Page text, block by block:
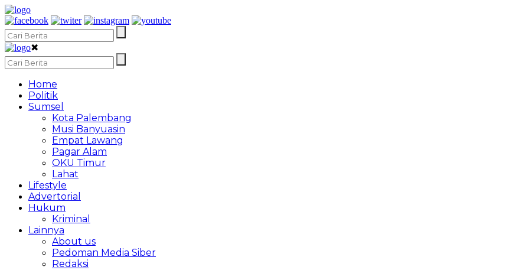
✖
Home
Politik
Sumsel
Kota Palembang
Musi Banyuasin
Empat Lawang
Pagar Alam
OKU Timur
Lahat
Lifestyle
Advertorial
Hukum
Kriminal
Lainnya
About us
Pedoman Media Siber
Redaksi